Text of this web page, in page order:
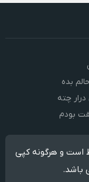
بده
چته
بودم
است و هرگونه کپی
باشد.